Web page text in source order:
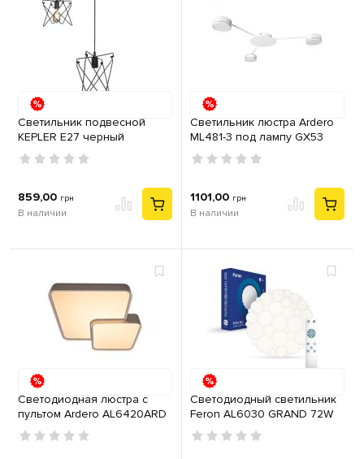
Светильник подвесной
KEPLER Е27 черный
859,00 грн
В наличии
Светильник люстра Ardero
ML481-3 под лампу GX53
металл белый
1101,00 грн
В наличии
Светодиодная люстра с
пультом Ardero AL6420ARD
TOUCH S 60Вт 3000-6500К
IP20
Светодиодный светильник
Feron AL6030 GRAND 72W